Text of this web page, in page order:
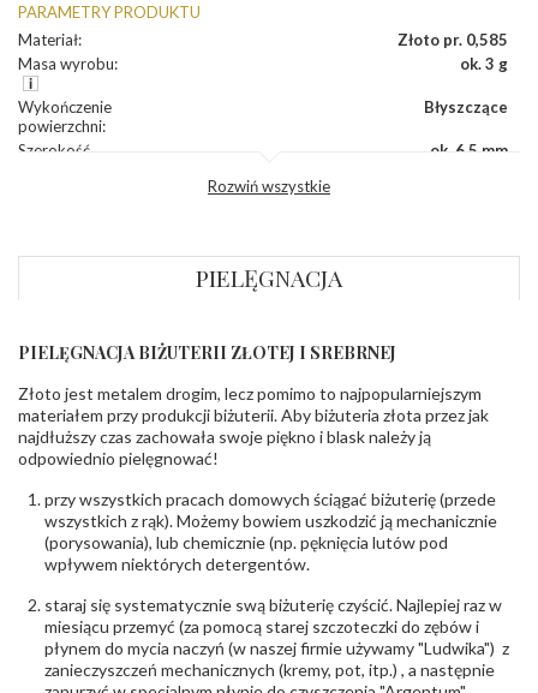
PARAMETRY PRODUKTU
Materiał:
Złoto pr. 0,585
Masa wyrobu: ok. 3 g
Wykończenie
powierzchni:
Błyszczące
Szerokość
ok. 6,5 mm
dół:
bok
DIAMENTY
Szlif:
Brylantowy okrągły
Liczba
diamentów
0.004 ct - 8 szt.
Liczba
diamentów
(łącznie)
Masa
diamentów
(łącznie):
0.032 ct
Barwa
Czystość:
POZOSTAŁE KAMIENIE
Rozwiń wszystkie
PIELĘGNACJA
PIELĘGNACJA BIŻUTERII ZŁOTEJ I SREBRNEJ
Złoto jest metalem drogim, lecz pomimo to najpopularniejszym
materiałem przy produkcji biżuterii. Aby biżuteria złota przez jak
najdłuższy czas zachowała swoje piękno i blask należy ją
odpowiednio pielęgnować!
przy wszystkich pracach domowych ściągać biżuterię (przede
wszystkich z rąk). Możemy bowiem uszkodzić ją mechanicznie
(porysowania), lub chemicznie (np. pęknięcia lutów pod
wpływem niektórych detergentów.
staraj się systematycznie swą biżuterię czyścić. Najlepiej raz w
miesiącu przemyć (za pomocą starej szczoteczki do zębów i
płynem do mycia naczyń (w naszej firmie używamy "Ludwika") z
zanieczyszczeń mechanicznych (kremy, pot, itp.) , a następnie